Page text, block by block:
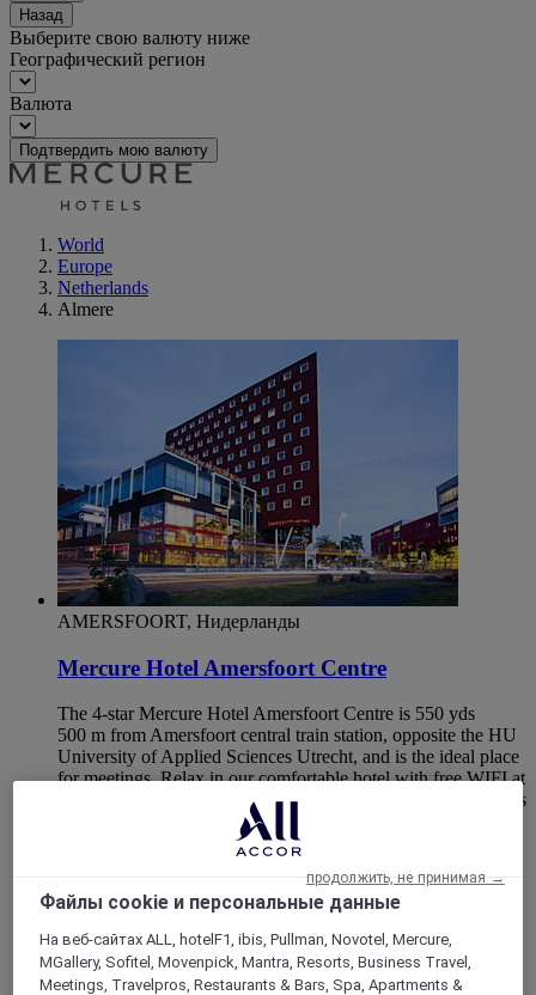
Назад
Выберите свою валюту ниже
Географический регион
Валюта
Подтвердить мою валюту
World
Europe
Netherlands
Almere
AMERSFOORT, Нидерланды
Mercure Hotel Amersfoort Centre
The 4-star Mercure Hotel Amersfoort Centre is 550 yds
500 m from Amersfoort central train station, opposite the HU
University of Applied Sciences Utrecht, and is the ideal place
for meetings. Relax in our comfortable hotel with free WIFI at
the heart of Amersfoort. Enjoy the atmosphere of our Timeless
bar, where you can enjoy a fantastic view of the city while
sipping a glass of fine wine or savoring a delicious lunch or
Rated 4,3 of 5
Файлы cookie и персональные данные
На веб-сайтах ALL, hotelF1, ibis, Pullman, Novotel, Mercure,
MGallery, Sofitel, Movenpick, Mantra, Resorts, Business Travel,
Meetings, Travelpros, Restaurants & Bars, Spa, Apartments &
продолжить, не принимая →